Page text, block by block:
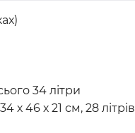
34 літри
х 46 х 21 см, 28 літрів